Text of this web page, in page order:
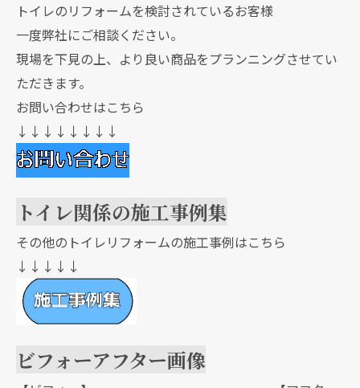
トイレのリフォームを検討されているお客様
一度弊社にご相談ください。
現場を下見の上、より良い商品をプランニングさせてい
ただきます。
お問い合わせはこちら
↓↓↓↓↓↓↓↓
トイレ関係の施工事例集
その他のトイレリフォームの施工事例はこちら
↓↓↓↓↓
ビフォーアフター画像